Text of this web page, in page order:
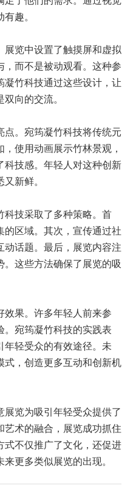
趣。
览中设置了触摸屏和虚拟
而不是被动观看。这种参
竹科技通过这些设计，让
向的交流。
。宛筠凝竹科技将传统元
使用动画展示竹林景观，
科技感。年轻人对这种创新
新鲜。
科技采取了多种策略。首
区域。其次，宣传通过社
话题。最后，展览内容注
这些方法确保了展览的吸
果。许多年轻人前来参
宛筠凝竹科技的实践表
年轻受众的有效途径。未
，创造更多互动和创新机
览为吸引年轻受众提供了
术的融合，展览成功抓住
式不仅推广了文化，还促进
更多类似展览的出现。